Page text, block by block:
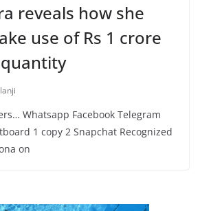
reveals how she
use of Rs 1 crore
Whatsapp Facebook Telegram
1 copy 2 Snapchat Recognized
on